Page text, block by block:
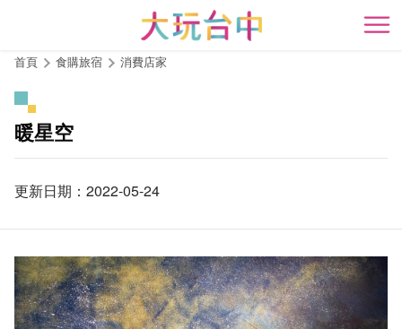
開
首頁 食購旅宿 消費店家
暖星空
更新日期：2022-05-24